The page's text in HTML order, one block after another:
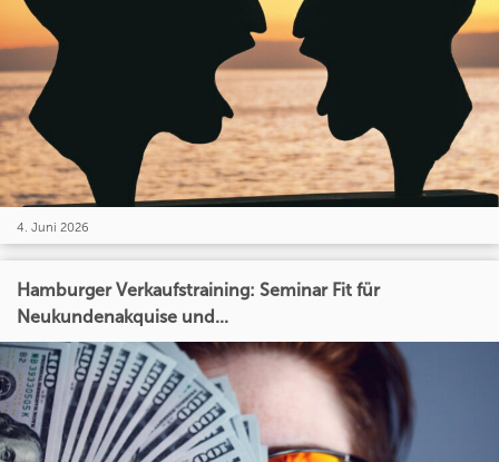
4. Juni 2026
Hamburger Verkaufstraining: Seminar Fit für
Neukundenakquise und...